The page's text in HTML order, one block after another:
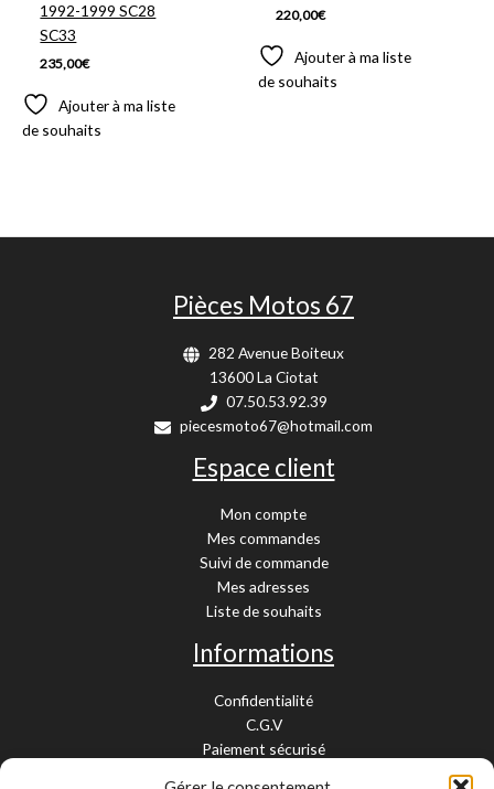
1992-1999 SC28
SC33
235,00€
Ajouter à ma liste
de souhaits
220,00€
Ajouter à ma liste
de souhaits
Pièces Motos 67
282 Avenue Boiteux
13600 La Ciotat
07.50.53.92.39
piecesmoto67@hotmail.com
Espace client
Mon compte
Mes commandes
Suivi de commande
Mes adresses
Liste de souhaits
Informations
Confidentialité
C.G.V
Paiement sécurisé